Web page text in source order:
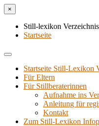
×
Still-lexikon Verzeichnis
Startseite
Startseite Still-Lexikon
Für Eltern
Für Stillberaterinnen
Aufnahme ins
Anlei­tung für
Kon­takt
Zum Still-Lexikon